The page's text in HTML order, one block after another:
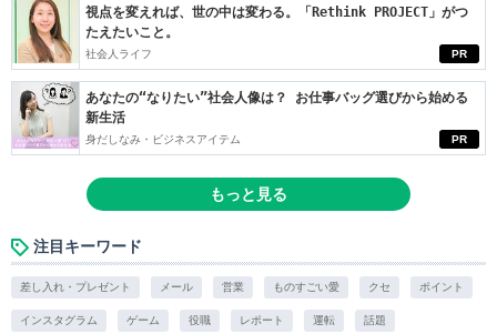
PR
視点を変えれば、世の中は変わる。「Rethink PROJECT」がつ
たえたいこと。
社会人ライフ
PR
あなたの“なりたい”社会人像は？ お仕事バッグ選びから始める
新生活
身だしなみ・ビジネスアイテム
もっと見る
注目キーワード
差し入れ・プレゼント メール 営業 ものすごい愛 クセ ポイント
インスタグラム ゲーム 役職 レポート 運転 話題